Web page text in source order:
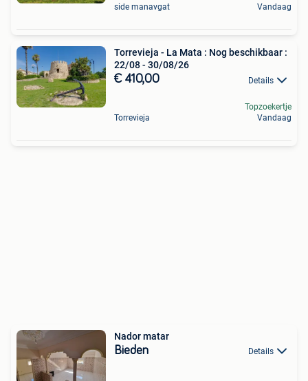
side manavgat Vandaag
Torrevieja - La Mata : Nog beschikbaar :
22/08 - 30/08/26
€ 410,00 Details
Torrevieja
Topzoekertje
Vandaag
Nador matar
Bieden Details